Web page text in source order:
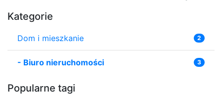
Kategorie
Dom i mieszkanie 2
- Biuro nieruchomości 3
Popularne tagi